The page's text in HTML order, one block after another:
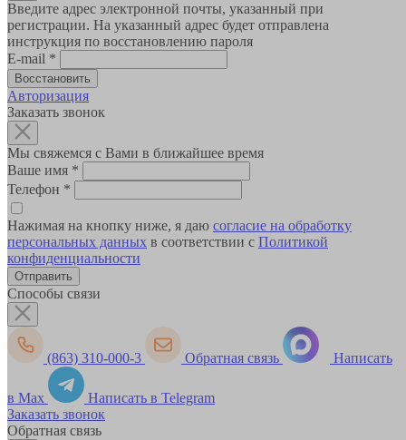
Введите адрес электронной почты, указанный при
регистрации. На указанный адрес будет отправлена
инструкция по восстановлению пароля
E-mail *
Авторизация
Заказать звонок
Мы свяжемся с Вами в ближайшее время
Ваше имя *
Телефон *
Нажимая на кнопку ниже, я даю согласие на обработку
персональных данных в соответствии с Политикой
конфиденциальности
Способы связи
(863) 310-000-3 Обратная связь Написать
в Max
Написать в Telegram
Заказать звонок
Обратная связь